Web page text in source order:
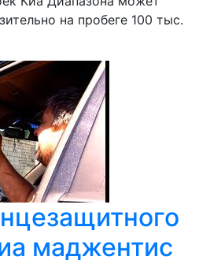
на пробеге 100 тыс.
маджентис